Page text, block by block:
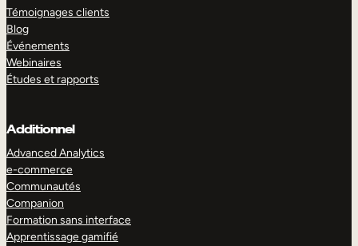
Témoignages clients
Blog
Événements
Webinaires
Études et rapports
Additionnel
Advanced Analytics
e-commerce
Communautés
Companion
Formation sans interface
Apprentissage gamifié